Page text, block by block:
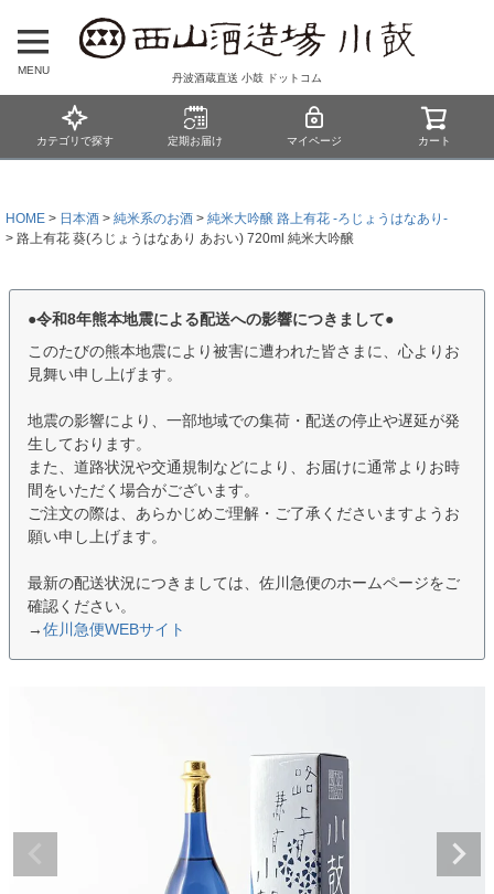
MENU
丹波酒蔵直送 小鼓 ドットコム
カテゴリで探す 定期お届け マイページ カート
HOME 日本酒 純米系のお酒
純米大吟醸 路上有花 -ろじょうはなあり-
路上有花 葵(ろじょうはなあり あおい) 720ml 純米大吟醸
●令和8年熊本地震による配送への影響につきまして●
このたびの熊本地震により被害に遭われた皆さまに、心よりお
見舞い申し上げます。
地震の影響により、一部地域での集荷・配送の停止や遅延が発
生しております。
また、道路状況や交通規制などにより、お届けに通常よりお時
間をいただく場合がございます。
ご注文の際は、あらかじめご理解・ご了承くださいますようお
願い申し上げます。
最新の配送状況につきましては、佐川急便のホームページをご
確認ください。
→佐川急便WEBサイト